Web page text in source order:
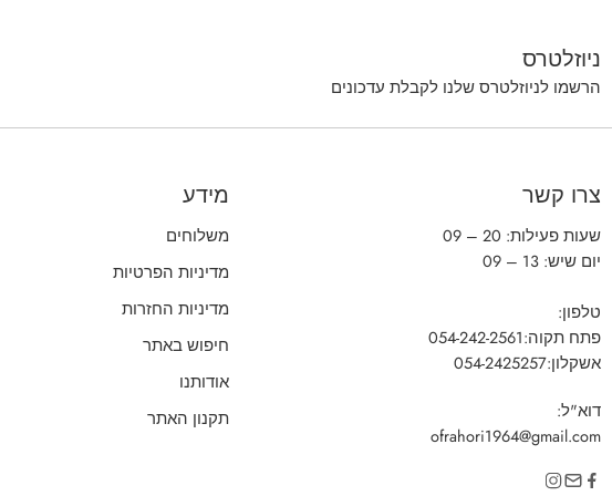
ניוזלטרס
הרשמו לניוזלטרס שלנו לקבלת עדכונים
צרו קשר
שעות פעילות: 20 – 09
יום שיש: 13 – 09
טלפון:
פתח תקוה:054-242-2561
אשקלון:054-2425257
דוא"ל:
ofrahori1964@gmail.com
מידע
משלוחים
מדיניות הפרטיות
מדיניות החזרות
חיפוש באתר
אודותנו
תקנון האתר